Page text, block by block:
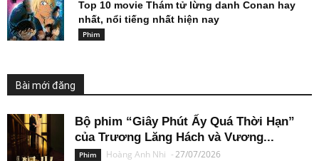
Top 10 movie Thám tử lừng danh Conan hay
nhất, nổi tiếng nhất hiện nay
Phim
Bài mới đăng
Bộ phim “Giây Phút Ấy Quá Thời Hạn”
của Trương Lăng Hách và Vương...
Phim Hoàng Anh Nhi -27/07/2026